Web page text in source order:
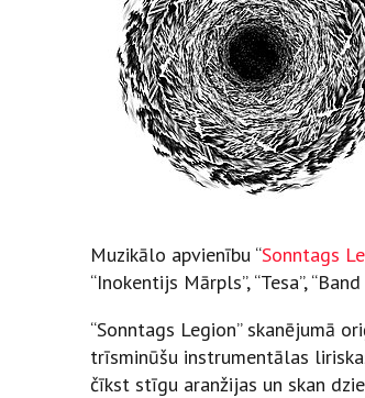
Muzikālo apvienību “Sonntags
“Inokentijs Mārpls”, “Tesa”,
“Sonntags Legion” skanējumā
trīsminūšu instrumentālas
čīkst stīgu aranžijas un skan